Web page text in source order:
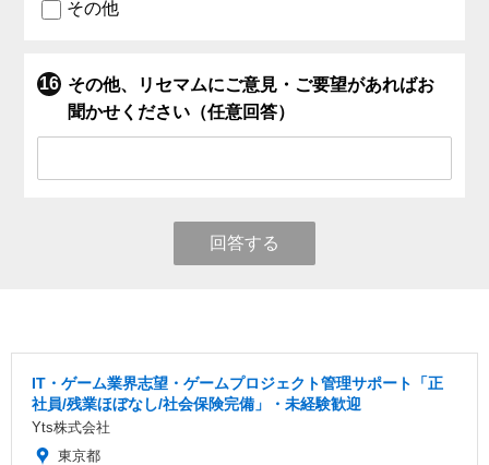
その他
その他、リセマムにご意見・ご要望があればお
聞かせください（任意回答）
回答する
IT・ゲーム業界志望・ゲームプロジェクト管理サポート「正
社員/残業ほぼなし/社会保険完備」・未経験歓迎
Yts株式会社
東京都